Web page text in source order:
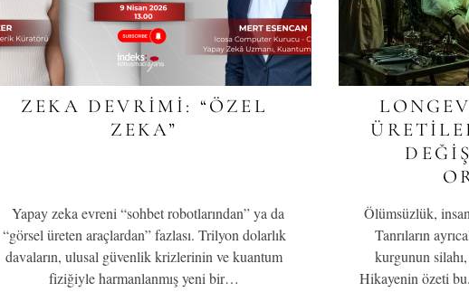
ZEKA DEVRİMİ: “ÖZEL
ZEKA”
Yapay zeka evreni “sohbet robotlarından” ya da
“görsel üreten araçlardan” fazlası. Trilyon dolarlık
davaların, ulusal güvenlik krizlerinin ve kuantum
fiziğiyle harmanlanmış yeni bir…
Ölümsüzlük,
Tanrıların
kurgunun
Hikayenin özeti